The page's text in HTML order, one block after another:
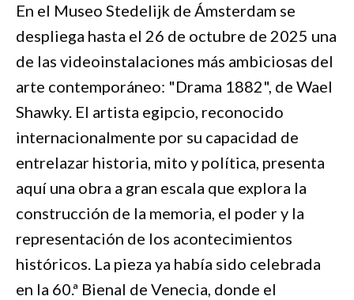
En el Museo Stedelijk de Ámsterdam se
despliega hasta el 26 de octubre de 2025 una
de las videoinstalaciones más ambiciosas del
arte contemporáneo: "Drama 1882", de Wael
Shawky. El artista egipcio, reconocido
internacionalmente por su capacidad de
entrelazar historia, mito y política, presenta
aquí una obra a gran escala que explora la
construcción de la memoria, el poder y la
representación de los acontecimientos
históricos. La pieza ya había sido celebrada
en la 60.ª Bienal de Venecia, donde el